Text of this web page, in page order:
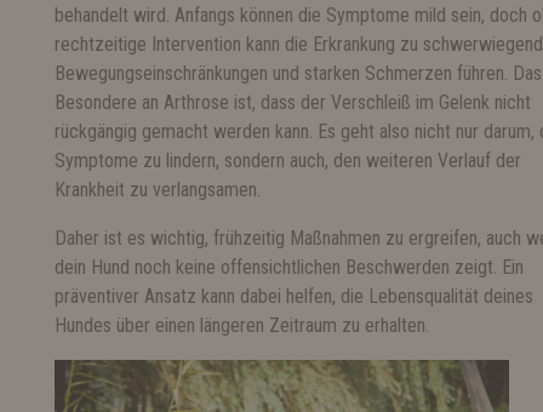
behandelt wird. Anfangs können die Symptome mild sein, doch
rechtzeitige Intervention kann die Erkrankung zu
Bewegungseinschränkungen und starken Schmerzen führen. Das
Besondere an Arthrose ist, dass der Verschleiß im Gelenk nicht
rückgängig gemacht werden kann. Es geht also nicht nur darum,
Symptome zu lindern, sondern auch, den weiteren Verlauf der
Krankheit zu verlangsamen.
Daher ist es wichtig, frühzeitig Maßnahmen zu ergreifen, auch
dein Hund noch keine offensichtlichen Beschwerden zeigt. Ein
präventiver Ansatz kann dabei helfen, die Lebensqualität deines
Hundes über einen längeren Zeitraum zu erhalten.